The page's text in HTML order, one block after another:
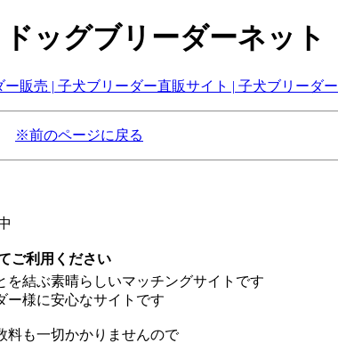
ッグブリーダーネット
※前のページに戻る
ご利用ください
を結ぶ素晴らしいマッチングサイトです
ー様に安心なサイトです
料も一切かかりませんので